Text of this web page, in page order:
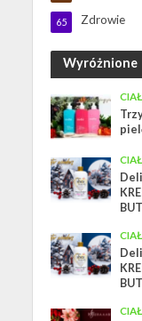
Zdrowie
65
Wyróżnione